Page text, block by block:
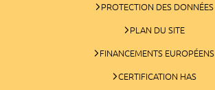
PROTECTION DES DONNÉES
PLAN DU SITE
FINANCEMENTS EUROPÉENS
CERTIFICATION HAS